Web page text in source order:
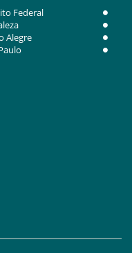
Federal
Alegre